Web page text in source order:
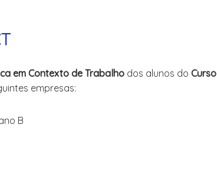
em Contexto de Trabalho dos alunos do
empresas:
B